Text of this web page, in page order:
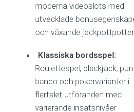
moderna videoslots med
utvecklade
och växande jackpottpotter
Klassiska bordsspel:
Roulettespel, blackjack,
banco och pokervarianter i
flertalet utföranden med
varierande insatsnivåer